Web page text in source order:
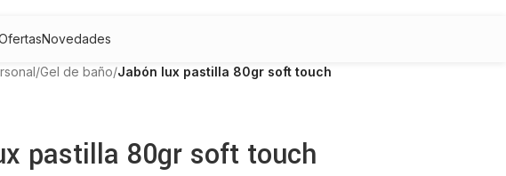
Novedades
/Gel de baño/Jabón lux pastilla 80gr soft touch
pastilla 80gr soft touch